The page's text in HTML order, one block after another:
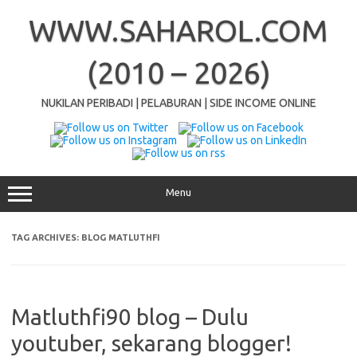
contentWWW.SAHAROL.COM
(2010 – 2026)
NUKILAN PERIBADI | PELABURAN | SIDE INCOME ONLINE
Menu
TAG ARCHIVES: BLOG MATLUTHFI
Matluthfi90 blog – Dulu
youtuber, sekarang blogger!